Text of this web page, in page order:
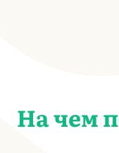
На чем